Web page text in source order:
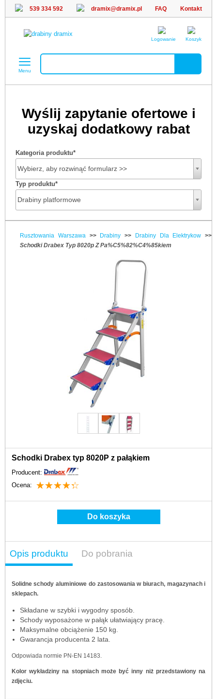
539 334 592 dramix@dramix.pl FAQ Kontakt
Menu
Logowanie Koszyk
Wyślij zapytanie ofertowe i
uzyskaj dodatkowy rabat
Kategoria produktu*
Wybierz, aby rozwinąć formularz >>
Typ produktu*
Drabiny platformowe
Rusztowania Warszawa >> Drabiny >> Drabiny Dla Elektrykow >>
Schodki Drabex Typ 8020p Z Pa%C5%82%C4%85kiem
Schodki Drabex typ 8020P z pałąkiem
Producent:
Ocena:
☆☆☆☆☆
★★★★★
Do koszyka
Opis produktu Do pobrania
Solidne schody aluminiowe do zastosowania w biurach, magazynach i
sklepach.
Składane w szybki i wygodny sposób.
Schody wyposażone w pałąk ułatwiający pracę.
Maksymalne obciążenie 150 kg.
Gwarancja producenta 2 lata.
Odpowiada normie PN-EN 14183.
Kolor wykładziny na stopniach może być inny niż przedstawiony na
zdjęciu.